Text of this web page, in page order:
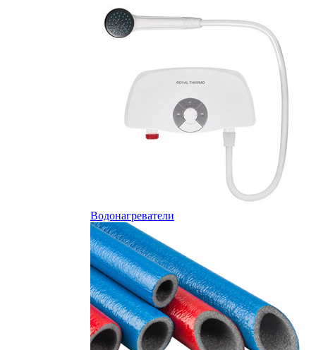
Водонагреватели